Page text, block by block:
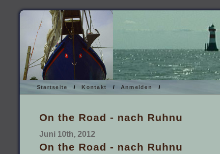
Startseite / Kontakt / Anmelden /
On the Road - nach Ruhnu
Juni 10th, 2012
On the Road - nach Ruhnu